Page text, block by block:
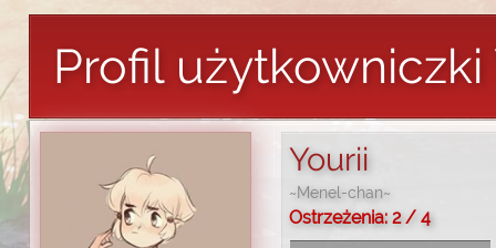
Profil użytkowniczki
Yourii
~Menel-chan~
Ostrzeżenia: 2 / 4